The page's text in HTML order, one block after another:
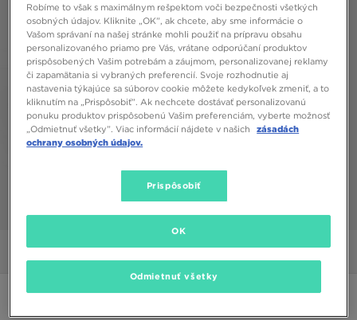
NIKE NOHAVICE W NSW PHNX FLC MR PANT STD
Robíme to však s maximálnym rešpektom voči bezpečnosti všetkých
osobných údajov. Kliknite „OK”, ak chcete, aby sme informácie o
Vašom správaní na našej stránke mohli použiť na prípravu obsahu
personalizovaného priamo pre Vás, vrátane odporúčaní produktov
prispôsobených Vašim potrebám a záujmom, personalizovanej reklamy
či zapamätania si vybraných preferencií. Svoje rozhodnutie aj
nastavenia týkajúce sa súborov cookie môžete kedykoľvek zmeniť, a to
kliknutím na „Prispôsobiť”. Ak nechcete dostávať personalizovanú
ponuku produktov prispôsobenú Vašim preferenciám, vyberte možnosť
„Odmietnuť všetky”. Viac informácií nájdete v našich
zásadách
ochrany osobných údajov.
Prispôsobiť
Odmietnuť všetky
OK